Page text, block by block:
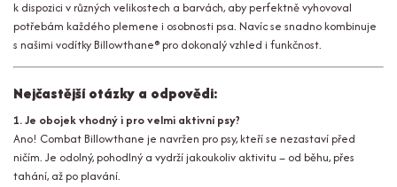
k dispozici v různých velikostech a barvách, aby perfektně vyhovoval
potřebám každého plemene i osobnosti psa. Navíc se snadno kombinuje
s našimi vodítky Billowthane® pro dokonalý vzhled i funkčnost.
Nejčastější otázky a odpovědi:
1. Je obojek vhodný i pro velmi aktivní psy?
Ano! Combat Billowthane je navržen pro psy, kteří se nezastaví před
ničím. Je odolný, pohodlný a vydrží jakoukoliv aktivitu – od běhu, přes
tahání, až po plavání.